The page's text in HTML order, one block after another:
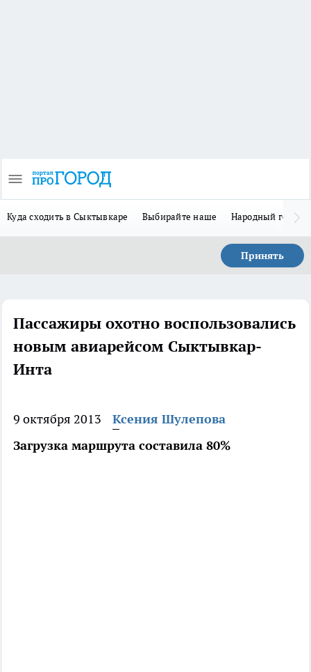
Куда сходить в Сыктывкаре Выбирайте наше Народный герой
Принять
Пассажиры охотно воспользовались
новым авиарейсом Сыктывкар-
Инта
9 октября 2013
Ксения Шулепова
Загрузка маршрута составила 80%